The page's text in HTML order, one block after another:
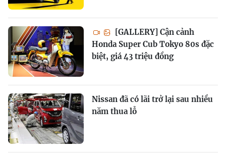
[GALLERY] Cận cảnh
Honda Super Cub Tokyo 80s đặc
biệt, giá 43 triệu đồng
Nissan đã có lãi trở lại sau nhiều
năm thua lỗ